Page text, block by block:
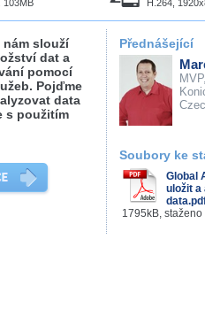
103MB H.264,
nám slouží
dat a
pomocí
Pojďme
data
s použitím
Přednášející
Soubory ke
Global
uložit a
1795kB,